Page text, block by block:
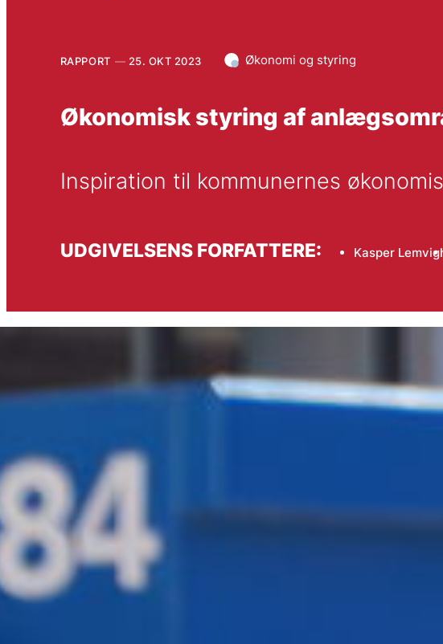
RAPPORT 25. OKT 2023 Økonomi og styring
Økonomisk styring af
Inspiration til kommunernes
UDGIVELSENS FORFATTERE: Kasper